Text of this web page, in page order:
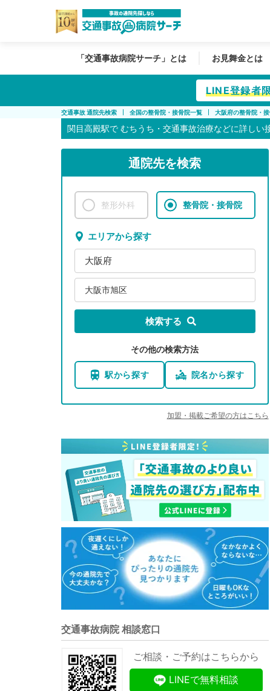
「交通事故病院サーチ」とは お見舞金とは
LINE登録者
交通事故 通院先検索 全国の整骨院・接骨院一覧 大阪府の整骨院・
関目高殿駅で むちうち・交通事故治療などに詳しい
通院先を検索
整形外科 整骨院・接骨院
エリアから探す
大阪府
大阪市旭区
検索する
その他の検索方法
駅から探す 院名から探す
加盟・掲載ご希望の方はこちら
交通事故病院 相談窓口
ご相談・ご予約はこちらから
LINEで無料相談